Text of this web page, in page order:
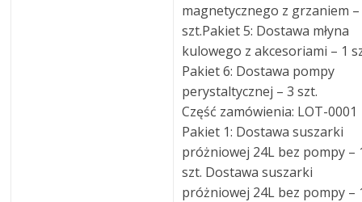
magnetycznego z grzaniem
szt.Pakiet 5: Dostawa młyna
kulowego z akcesoriami – 1
Pakiet 6: Dostawa pompy
perystaltycznej – 3 szt.
Część zamówienia: LOT-0001
Pakiet 1: Dostawa suszarki
próżniowej 24L bez pompy –
szt. Dostawa suszarki
próżniowej 24L bez pompy –